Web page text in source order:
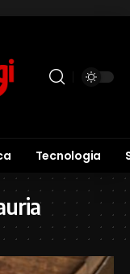
Tecnologia